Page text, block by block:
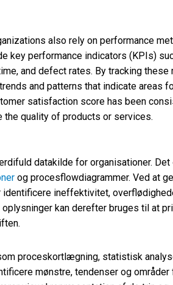
also rely on performance
key performance indicators (KPIs)
and defect rates. By tracking these
and patterns that indicate areas
satisfaction score has been
the quality of products or services.
datakilde for organisationer.
og procesflowdiagrammer. Ved at
identificere ineffektivitet,
kan derefter bruges til at
proceskortlægning, statistisk
mønstre, tendenser og områder